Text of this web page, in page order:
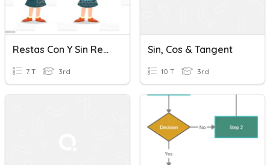
Restas Con Y Sin Resrva - Problemas Matemáticos
7 T 3rd
Sin, Cos & Tangent
10 T 3rd